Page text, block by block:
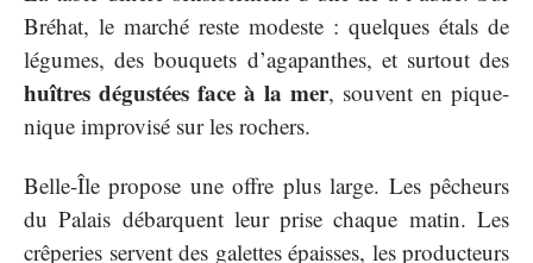
Bréhat, le marché reste modeste : quelques étals de
légumes, des bouquets d’agapanthes, et surtout des
huîtres dégustées face à la mer, souvent en pique-
nique improvisé sur les rochers.
Belle-Île propose une offre plus large. Les pêcheurs
du Palais débarquent leur prise chaque matin. Les
crêperies servent des galettes épaisses, les producteurs